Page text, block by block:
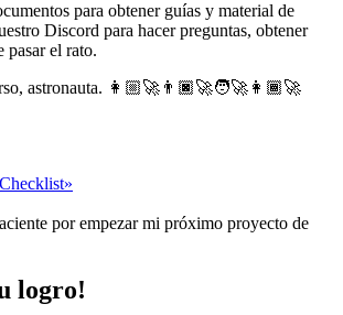
para obtener guías y material de
Discord para hacer preguntas, obtener
pasar el rato.
astronauta. 👩🏼‍🚀👨🏿‍🚀🧑‍🚀👩🏾‍🚀
por empezar mi próximo proyecto de
logro!